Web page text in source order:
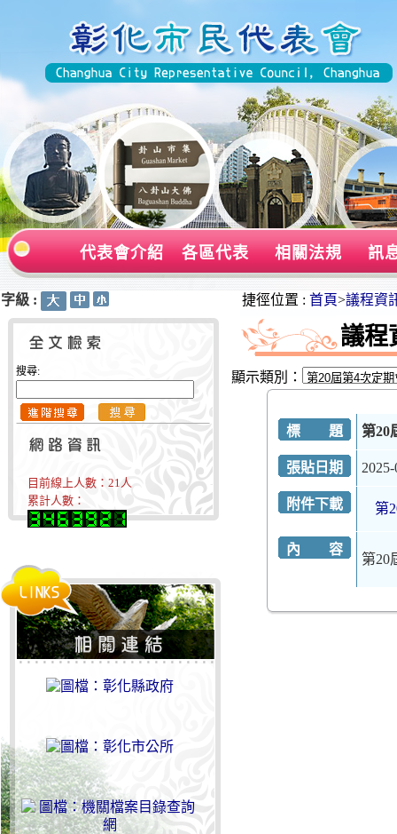
代表會介紹 各區代表 相關法規 訊
字級 :
搜尋:
目前線上人數： 21人
累計人數：
捷徑位置 : 首頁>議程資
議程
顯示類別：
標 題 第20
張貼日期
附件下載 第
內 容
第20